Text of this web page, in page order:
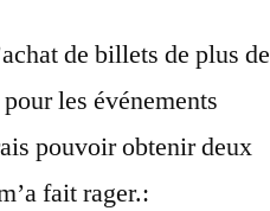
de billets de plus de
les événements
pouvoir obtenir deux
fait rager.: